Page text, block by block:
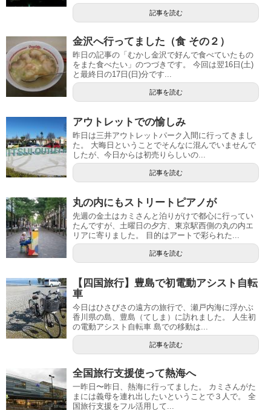
記事を読む
金沢へ行ってました（食 その２）
昨日の記事の「むかし金沢で好んで食べていたもの
をまた食べたい」のつづきです。 今回は翌16日(土)
と最終日の17日(日)分です...
記事を読む
アウトレットでの愉しみ
昨日は三井アウトレットパーク入間に行ってきまし
た。 大晦日ということでそんなに混んでいませんで
したが、今日からは初売りらしいの...
記事を読む
丸の内にもストリートピアノが
先週の金土はカミさんと泊りがけで都心に行ってい
たんですが、土曜日の夕方、東京駅西側の丸の内エ
リアに寄りました。 目的はアートで彩られた...
記事を読む
【四国旅行】豊島で初電動アシスト自転
車
今日はひさびさの遠方の旅行で、瀬戸内海に浮かぶ
香川県の島、豊島（てしま）に訪れました。 人生初
の電動アシスト自転車 島での移動は...
記事を読む
全国旅行支援使って熱海へ
一昨日〜昨日、熱海に行ってました。 カミさんがた
まには義母を連れ出したいということで３人で。 全
国旅行支援をフル活用して...